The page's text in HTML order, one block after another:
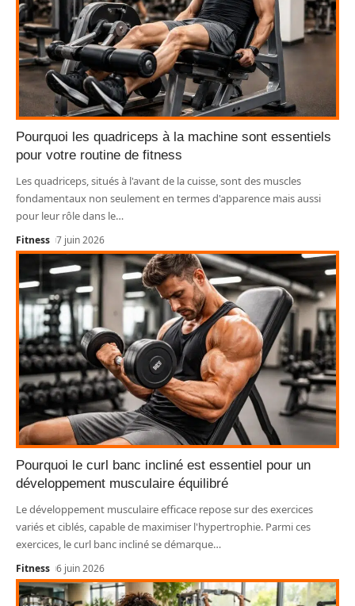
Pourquoi les quadriceps à la machine sont essentiels
pour votre routine de fitness
Les quadriceps, situés à l'avant de la cuisse, sont des muscles
fondamentaux non seulement en termes d'apparence mais aussi
pour leur rôle dans le…
Fitness 7 juin 2026
Pourquoi le curl banc incliné est essentiel pour un
développement musculaire équilibré
Le développement musculaire efficace repose sur des exercices
variés et ciblés, capable de maximiser l'hypertrophie. Parmi ces
exercices, le curl banc incliné se démarque…
Fitness 6 juin 2026